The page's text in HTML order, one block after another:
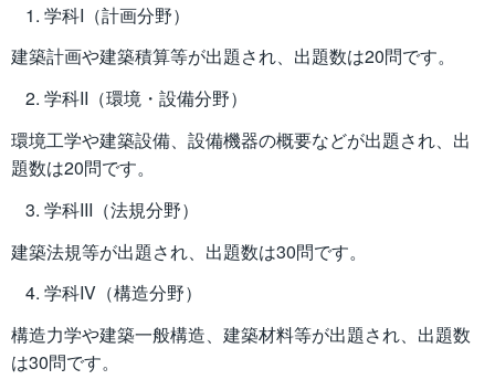
学科I（計画分野）
建築計画や建築積算等が出題され、出題数は20問です。
学科II（環境・設備分野）
環境工学や建築設備、設備機器の概要などが出題され、出
題数は20問です。
学科III（法規分野）
建築法規等が出題され、出題数は30問です。
学科IV（構造分野）
構造力学や建築一般構造、建築材料等が出題され、出題数
は30問です。